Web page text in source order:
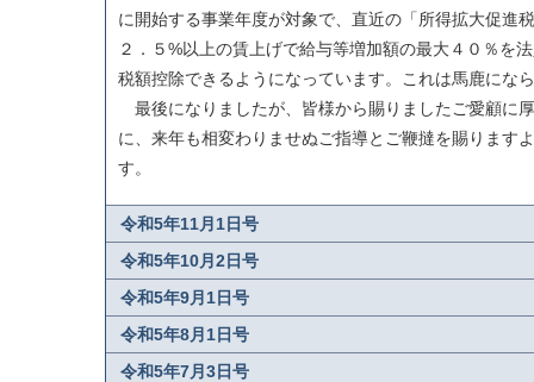
に開始する事業年度が対象で、直近の「所得拡大促進
２．５%以上の賃上げで給与等増加額の最大４０％を
税額控除できるようになっています。これは馬鹿にな
最後になりましたが、皆様から賜りましたご愛顧に
に、来年も相変わりませぬご指導とご鞭撻を賜ります
す。
令和5年11月1日号
令和5年10月2日号
令和5年9月1日号
令和5年8月1日号
令和5年7月3日号